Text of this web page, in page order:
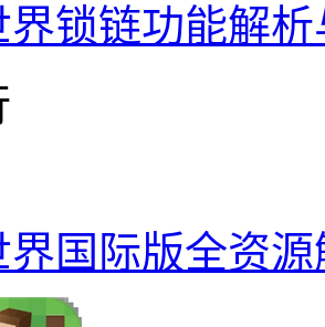
界锁链功能解
界国际版全资